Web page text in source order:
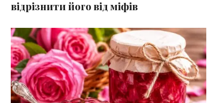
відрізнити його від міфів